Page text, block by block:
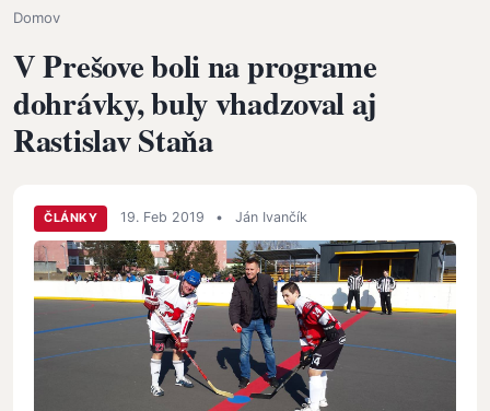
Omrvinka
Domov
V Prešove boli na programe
dohrávky, buly vhadzoval aj
Rastislav Staňa
ČLÁNKY 19. Feb 2019 • Ján Ivančík